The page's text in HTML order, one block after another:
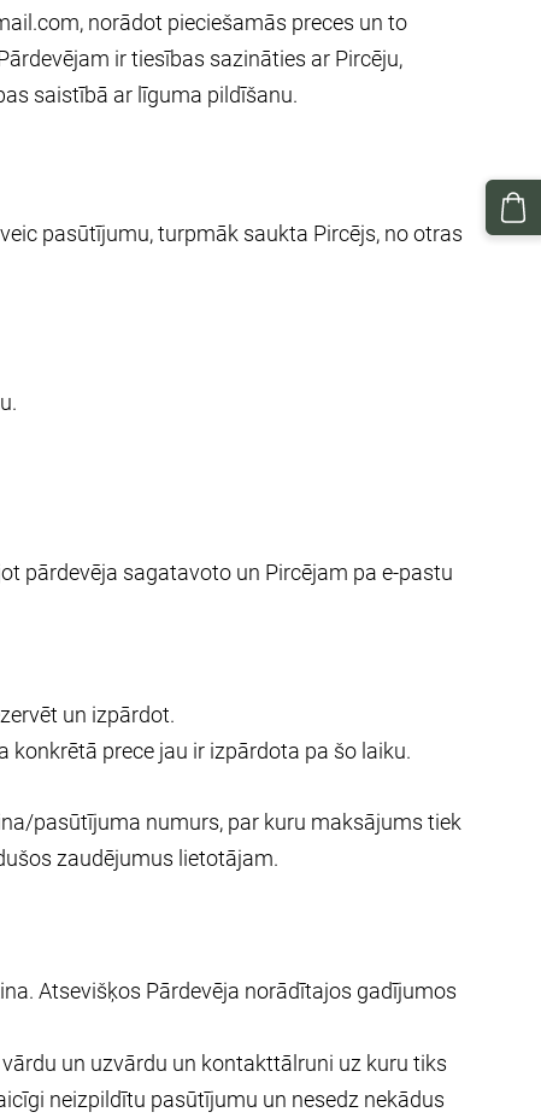
, norādot pieciešamās preces un to
ir tiesības sazināties ar Pircēju,
saistībā ar līguma pildīšanu.
pasūtījumu, turpmāk saukta Pircējs, no otras
pārdevēja sagatavoto un Pircējam pa e-pastu
un izpārdot.
prece jau ir izpārdota pa šo laiku.
pasūtījuma numurs, par kuru maksājums tiek
zaudējumus lietotājam.
Atsevišķos Pārdevēja norādītajos gadījumos
un uzvārdu un kontakttālruni uz kuru tiks
neizpildītu pasūtījumu un nesedz nekādus